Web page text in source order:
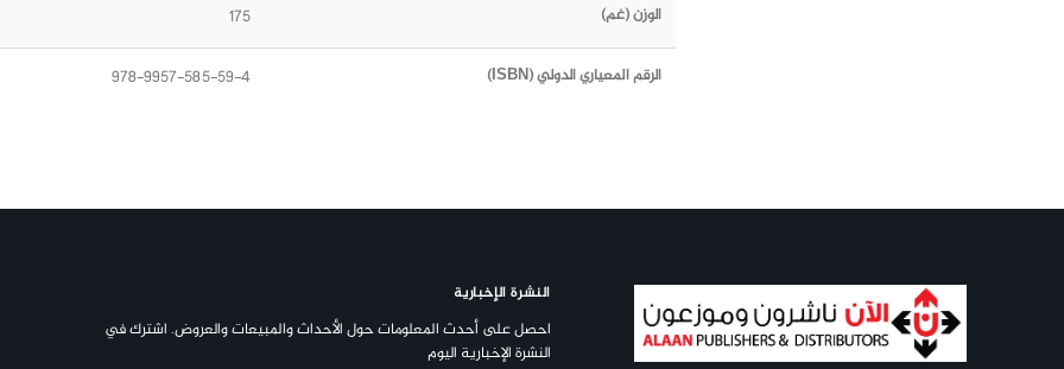
الوزن (غم) 175
الرقم المعياري الدولي (ISBN) 978-9957-585-59-4
النشرة الإخبارية
احصل على أحدث المعلومات حول الأحداث والمبيعات والعروض. اشترك في
النشرة الإخبارية اليوم